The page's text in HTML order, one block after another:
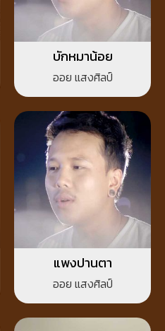
บักหมาน้อย
ออย แสงศิลป์
แพงปานตา
ออย แสงศิลป์